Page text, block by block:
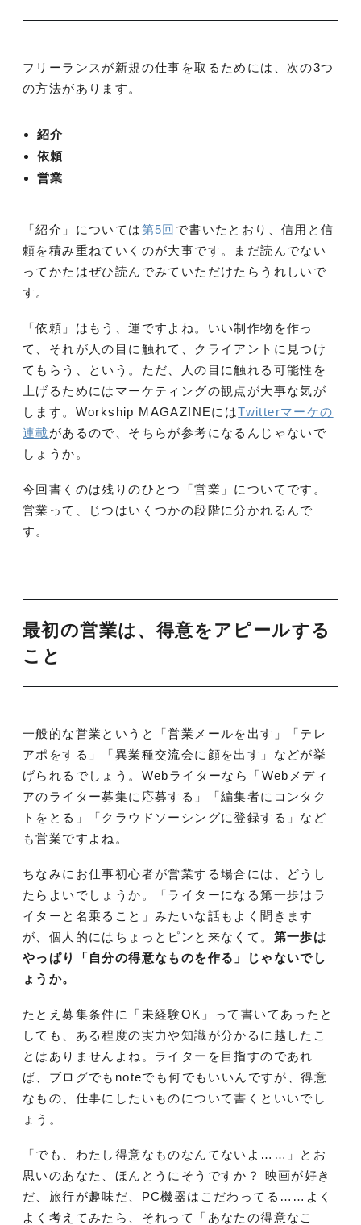
フリーランスが新規の仕事を取るためには、次の3つ
の方法があります。
紹介
依頼
営業
「紹介」については第5回 で書いたとおり、信用と信
頼を積み重ねていくのが大事です。まだ読んでない
ってかたはぜひ読んでみていただけたらうれしいで
す。
「依頼」はもう、運ですよね。いい制作物を作っ
て、それが人の目に触れて、クライアントに見つけ
てもらう、という。ただ、人の目に触れる可能性を
上げるためにはマーケティングの観点が大事な気が
します。Workship MAGAZINEにはTwitterマーケの
連載があるので、そちらが参考になるんじゃないで
しょうか。
今回書くのは残りのひとつ「営業」についてです。
営業って、じつはいくつかの段階に分かれるんで
す。
最初の営業は、得意をアピールする
こと
一般的な営業というと「営業メールを出す」「テレ
アポをする」「異業種交流会に顔を出す」などが挙
げられるでしょう。Webライターなら「Webメディ
アのライター募集に応募する」「編集者にコンタク
トをとる」「クラウドソーシングに登録する」など
も営業ですよね。
ちなみにお仕事初心者が営業する場合には、どうし
たらよいでしょうか。「ライターになる第一歩はラ
イターと名乗ること」みたいな話もよく聞きます
が、個人的にはちょっとピンと来なくて。 第一歩は
やっぱり「自分の得意なものを作る」じゃないでし
ょうか。
たとえ募集条件に「未経験OK」って書いてあったと
しても、ある程度の実力や知識が分かるに越したこ
とはありませんよね。ライターを目指すのであれ
ば、ブログでもnoteでも何でもいいんですが、得意
なもの、仕事にしたいものについて書くといいでし
ょう。
「でも、わたし得意なものなんてないよ……」とお
思いのあなた、ほんとうにそうですか？ 映画が好き
だ、旅行が趣味だ、PC機器はこだわってる……よく
よく考えてみたら、それって「あなたの得意なこ